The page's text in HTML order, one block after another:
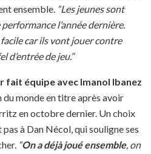
ensemble. “Les jeunes sont
l’année dernière.
facile car ils vont jouer contre
d’entrée de jeu.”
fait équipe avec Imanol Ibanez
du monde en titre après avoir
en octobre dernier. Un choix
à Dan Nécol, qui souligne ses
“On a déjà joué ensemble, on